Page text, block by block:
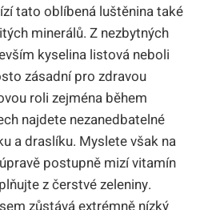
tato oblíbená luštěnina také
minerálů. Z nezbytných
kyselina listová neboli
zásadní pro zdravou
roli zejména během
najdete nezanedbatelné
a draslíku. Myslete však na
postupně mizí vitamín
z čerstvé zeleniny.